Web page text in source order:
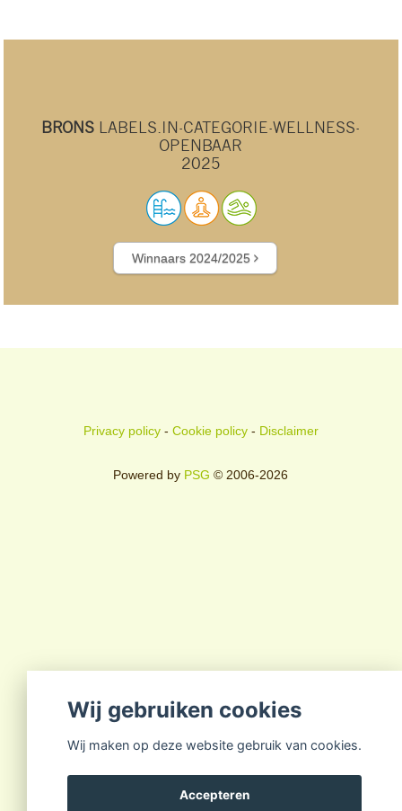
BRONS LABELS.IN-CATEGORIE-WELLNESS-
OPENBAAR
2025
Winnaars 2024/2025
Privacy policy- Cookie policy- Disclaimer
Powered by PSG © 2006-2026
Wij gebruiken cookies
Wij maken op deze website gebruik van cookies.
Accepteren